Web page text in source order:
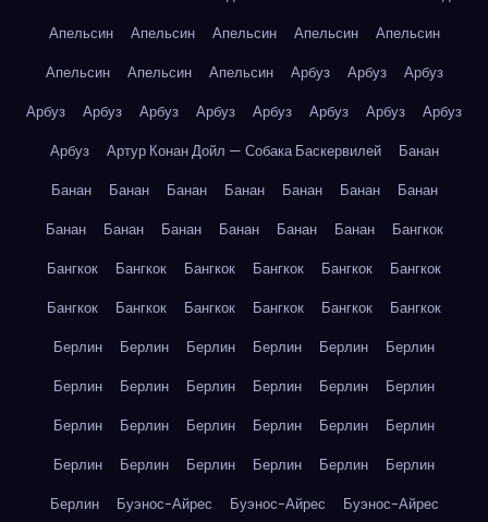
Апельсин
Апельсин Апельсин Апельсин
Апельсин
Апельсин
Апельсин Апельсин Арбуз Арбуз
Арбуз
Арбуз
Арбуз Арбуз Арбуз Арбуз Арбуз Арбуз
Арбуз
Арбуз
Артур Конан Дойл — Собака Баскервилей
Банан
Банан
Банан Банан Банан Банан Банан
Банан
Банан
Банан Банан Банан Банан Банан
Бангкок
Бангкок
Бангкок Бангкок Бангкок Бангкок
Бангкок
Бангкок
Бангкок Бангкок Бангкок Бангкок
Бангкок
Берлин
Берлин Берлин Берлин Берлин
Берлин
Берлин
Берлин Берлин Берлин Берлин
Берлин
Берлин
Берлин Берлин Берлин Берлин
Берлин
Берлин
Берлин Берлин Берлин Берлин
Берлин
Берлин
Буэнос-Айрес Буэнос-Айрес
Буэнос-Айрес